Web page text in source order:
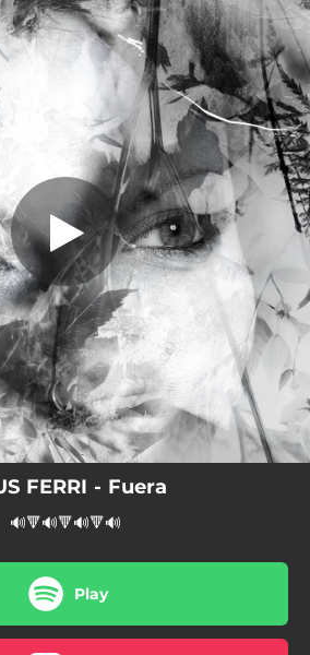
set!
Fuera
Fuera
FERRI - Fuera
🔊🔻🔊🔻🔊🔻🔊
Play